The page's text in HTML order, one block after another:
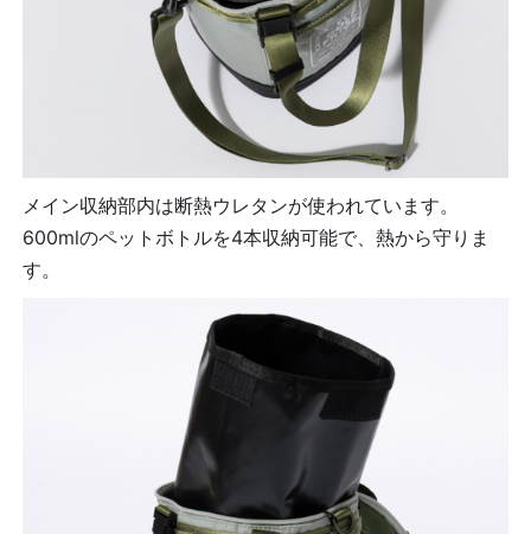
メイン収納部内は断熱ウレタンが使われています。
600mlのペットボトルを4本収納可能で、熱から守りま
す。